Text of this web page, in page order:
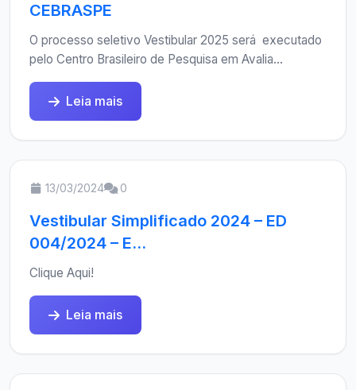
CEBRASPE
O processo seletivo Vestibular 2025 será executado
pelo Centro Brasileiro de Pesquisa em Avalia...
Leia mais
13/03/2024 0
Vestibular Simplificado 2024 – ED
004/2024 – E...
Clique Aqui!
Leia mais